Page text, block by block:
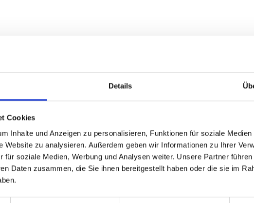
Details
Cookies
Inhalte und Anzeigen zu personalisieren, Funktionen für soziale
Website zu analysieren. Außerdem geben wir Informationen zu Ihrer
für soziale Medien, Werbung und Analysen weiter. Unsere Partner
Daten zusammen, die Sie ihnen bereitgestellt haben oder die sie im